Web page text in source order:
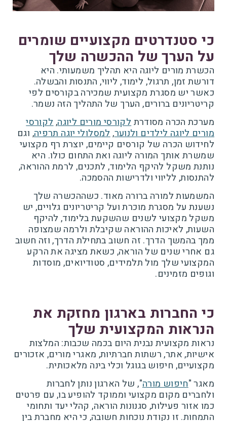
כי סטנדרטים מקצועיים שומרים
על הערך של ההכשרה שלך
הכשרת מורים ליוגה היא תהליך משמעותי. היא
דורשת זמן, תרגול, לימוד, ליווי, התנסות והבשלה.
כאשר יש מסגרת מקצועית שמכירה בקורסים לפי
קריטריונים ברורים, הערך של התהליך הזה נשמר.
מערכת הכרה מסודרתלקורסי מורים ליוגה,לקורסי
מורים ליוגה לילדים ולנוער,למסלולי יוגה תרפיה, וגם
לחידוש הכרה של קורסים קיימים, יוצרת רף מקצועי
שמשרת אותך המורה ליוגה ואת התחום כולו. היא
נותנת משקל להיקף הלימוד, לתכנים, לרמת ההוראה,
להתנסות, לליווי ולדרישות ההסמכה.
המשמעות למורה ברורה מאוד. כשההכשרה שלך
נשענת על מסגרת מוכרת ועל קריטריונים גלויים, יש
משקל מקצועי לשנים שהשקעת בלימוד, להיקף
השעות, לאיכות ההוראה שקיבלת ולרמה שמצופה
ממך בהמשך הדרך. זה חשוב בתחילת הדרך, וזה חשוב
גם אחרי שנים של הוראה, כשאת מציגה את הרקע
המקצועי שלך מול תלמידים, סטודיואים, מוסדות
וגופים מזמינים.
כי החברות בארגון מחזקת את
הנראות המקצועית שלך
נראות מקצועית נבנית היום בכמה שכבות: המלצות
אישיות, אתר, רשתות חברתיות, מאגרי מורים, אזכורים
מקצועיים, חיפוש בגוגל וכלי בינה מלאכותית.
מאגר "חיפוש מורה", של הארגון נותן לחברות
ולחברים מקום מקצועי וממוקד להופיע בו, עם פרטים
כמו אזור פעילות, סגנונות הוראה, קהלי יעד ותחומי
התמחות. זו נקודת נוכחות חשובה, כי היא מחברת בין